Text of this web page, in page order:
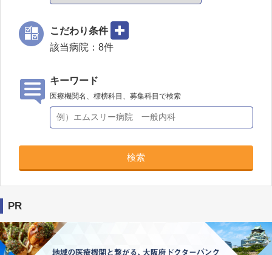
こだわり条件
該当病院： 8件
キーワード
医療機関名、標榜科目、募集科目で検索
検索
PR